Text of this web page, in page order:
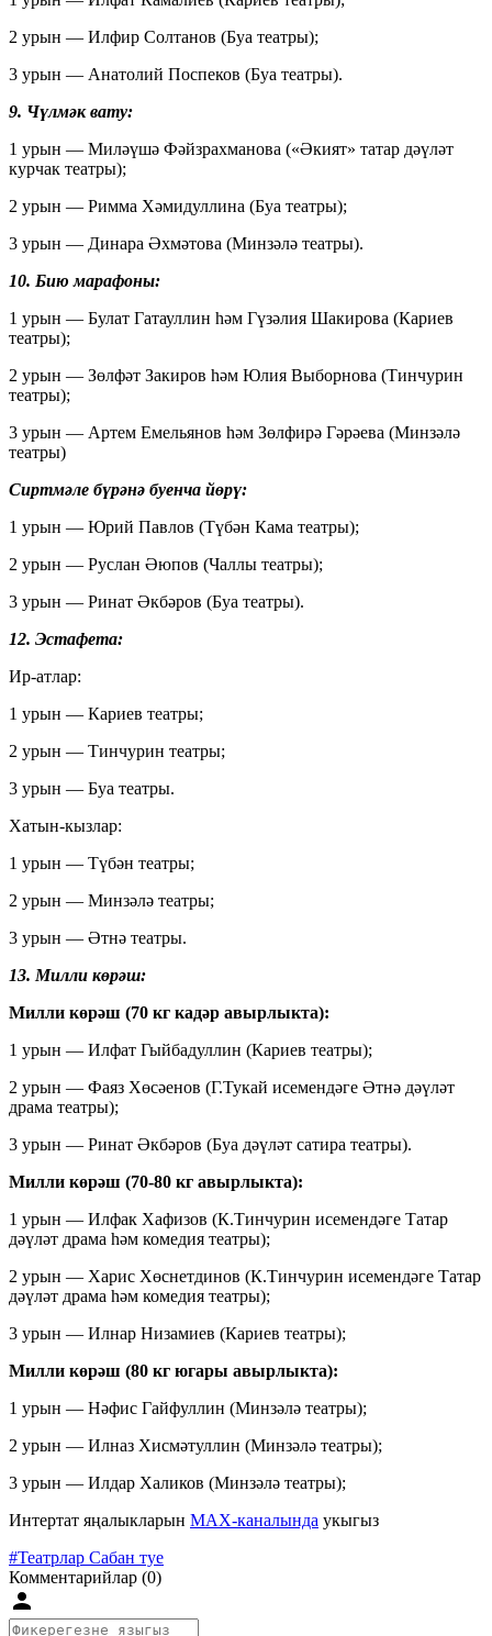
2 урын — Илфир Солтанов (Буа театры);
3 урын — Анатолий Поспеков (Буа театры).
9. Чүлмәк вату:
1 урын — Миләүшә Фәйзрахманова («Әкият» татар дәүләт
курчак театры);
2 урын — Римма Хәмидуллина (Буа театры);
3 урын — Динара Әхмәтова (Минзәлә театры).
10. Бию марафоны:
1 урын — Булат Гатауллин һәм Гүзәлия Шакирова (Кариев
театры);
2 урын — Зөлфәт Закиров һәм Юлия Выборнова (Тинчурин
театры);
3 урын — Артем Емельянов һәм Зөлфирә Гәрәева (Минзәлә
театры)
Сиртмәле бүрәнә буенча йөрү:
1 урын — Юрий Павлов (Түбән Кама театры);
2 урын — Руслан Әюпов (Чаллы театры);
3 урын — Ринат Әкбәров (Буа театры).
12. Эстафета:
Ир-атлар:
1 урын — Кариев театры;
2 урын — Тинчурин театры;
3 урын — Буа театры.
Хатын-кызлар:
1 урын — Түбән театры;
2 урын — Минзәлә театры;
3 урын — Әтнә театры.
13. Милли көрәш:
Милли көрәш (70 кг кадәр авырлыкта):
1 урын — Илфат Гыйбадуллин (Кариев театры);
2 урын — Фаяз Хөсәенов (Г.Тукай исемендәге Әтнә дәүләт
драма театры);
3 урын — Ринат Әкбәров (Буа дәүләт сатира театры).
Милли көрәш (70-80 кг авырлыкта):
1 урын — Илфак Хафизов (К.Тинчурин исемендәге Татар
дәүләт драма һәм комедия театры);
2 урын — Харис Хөснетдинов (К.Тинчурин исемендәге Татар
дәүләт драма һәм комедия театры);
3 урын — Илнар Низамиев (Кариев театры);
Милли көрәш (80 кг югары авырлыкта):
1 урын — Нәфис Гайфуллин (Минзәлә театры);
2 урын — Илназ Хисмәтуллин (Минзәлә театры);
3 урын — Илдар Халиков (Минзәлә театры);
Интертат яңалыкларын MAX-каналында укыгыз
#Театрлар Сабан туе
Комментарийлар (0)